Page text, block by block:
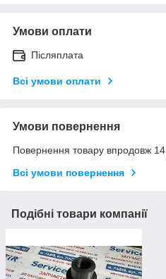
Умови оплати
Післяплата
Всі умови оплати
Умови повернення
Повернення товару впродовж 14
Всі умови повернення
Подібні товари компанії